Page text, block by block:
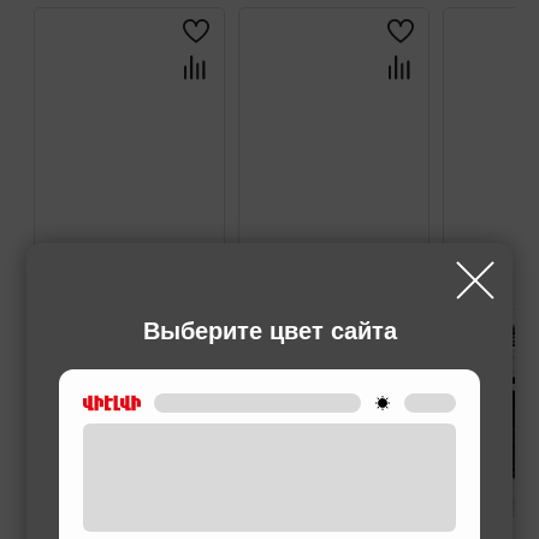
Выберите цвет сайта